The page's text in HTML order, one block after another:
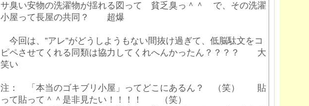
サ臭い安物の洗濯物が揺れる図って 貧乏臭っ＾＾ で、その洗濯
小屋って長屋の共同？ 超爆
今回は、”アレ”がどうしようもない間抜け過ぎて、低脳駄文をコ
ピペさせてくれる同類は協力してくれへんかったん？？？？ 大
笑い
注： 「本当のゴキブリ小屋」ってどこにあるん？ （笑） 貼
って貼って＾＾是非見たい！！！！ （笑）